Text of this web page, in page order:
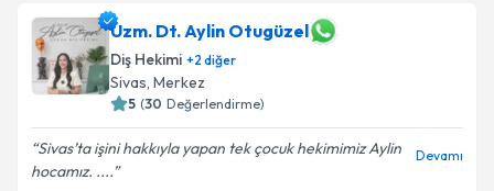
Uzm. Dt. Aylin Otugüzel
Diş Hekimi +2 diğer
Sivas, Merkez
5 (30 Değerlendirme)
Sivas’ta işini hakkıyla yapan tek çocuk hekimimiz Aylin
hocamız. ....
Devamı